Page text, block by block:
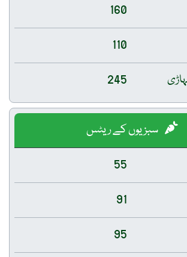
160
110
245
سبزیوں کے ریٹس
55
91
95